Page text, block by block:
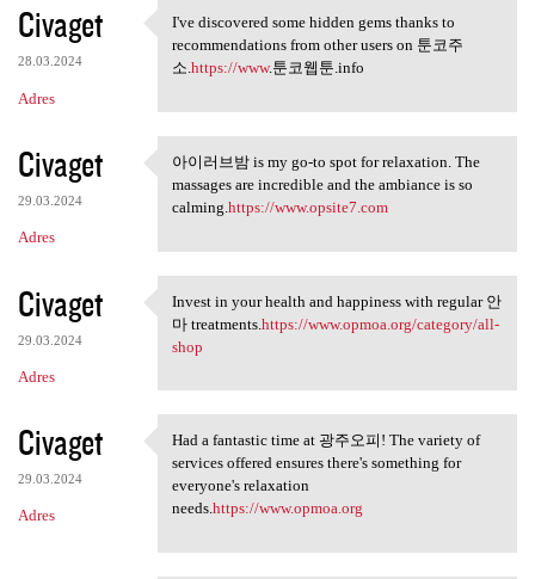
Civaget
28.03.2024
Adres
I've discovered some hidden
I've discovered some hidden gems thanks to
recommendations from other users on 툰코주
소.https://www.툰코웹툰.info
Civaget
29.03.2024
Adres
아이러브밤 is my go-to spot for
아이러브밤 is my go-to spot for relaxation. The
massages are incredible and the ambiance is so
calming.https://www.opsite7.com
Civaget
29.03.2024
Adres
Invest in your health and
Invest in your health and happiness with regular 안
마 treatments. https://www.opmoa.org/category/all-
shop
Civaget
29.03.2024
Adres
Had a fantastic time at 광주오피!
Had a fantastic time at 광주오피! The variety of
services offered ensures there's something for
everyone's relaxation
needs.https://www.opmoa.org